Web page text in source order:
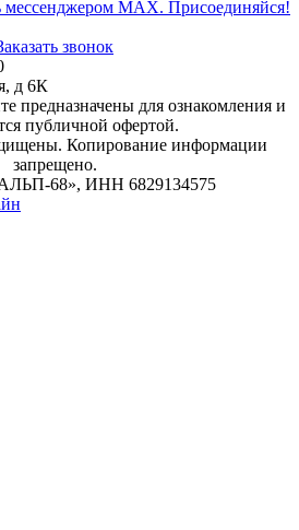
звонок
д 6К
предназначены для ознакомления и
публичной офертой.
Копирование информации
запрещено.
68», ИНН 6829134575